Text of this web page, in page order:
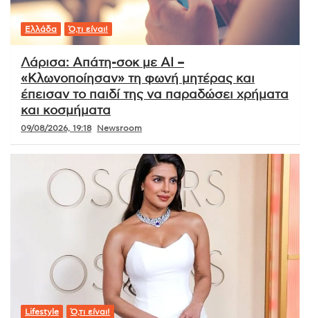
Ελλάδα Ό,τι είναι!
Λάρισα: Απάτη-σοκ με AI –
«Κλωνοποίησαν» τη φωνή μητέρας και
έπεισαν το παιδί της να παραδώσει χρήματα
και κοσμήματα
09/08/2026, 19:18 Newsroom
Lifestyle Ό,τι είναι!